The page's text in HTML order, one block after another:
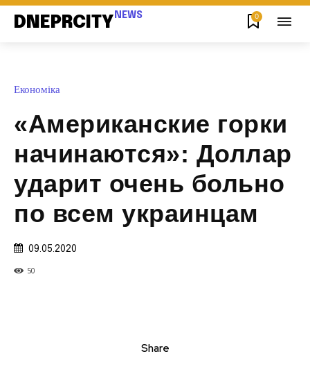
DNEPRCITY NEWS 0
Економіка
«Американские горки
начинаются»: Доллар
ударит очень больно
по всем украинцам
09.05.2020
50
Share